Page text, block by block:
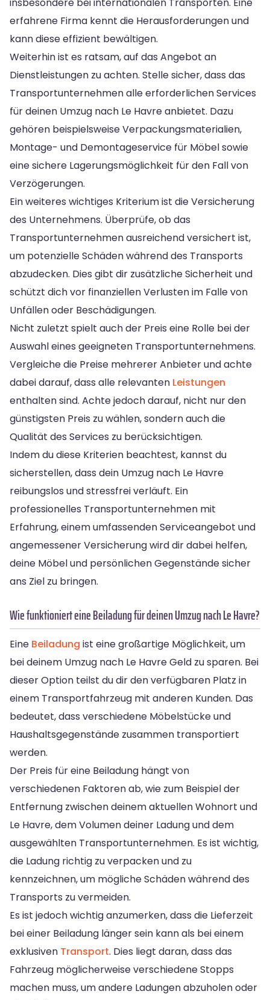
erfahrene Firma kennt die Herausforderungen und
kann diese effizient bewältigen.
Weiterhin ist es ratsam, auf das Angebot an
Dienstleistungen zu achten. Stelle sicher, dass das
Transportunternehmen alle erforderlichen Services
für deinen Umzug nach Le Havre anbietet. Dazu
gehören beispielsweise Verpackungsmaterialien,
Montage- und Demontageservice für Möbel sowie
eine sichere Lagerungsmöglichkeit für den Fall von
Verzögerungen.
Ein weiteres wichtiges Kriterium ist die Versicherung
des Unternehmens. Überprüfe, ob das
Transportunternehmen ausreichend versichert ist,
um potenzielle Schäden während des Transports
abzudecken. Dies gibt dir zusätzliche Sicherheit und
schützt dich vor finanziellen Verlusten im Falle von
Unfällen oder Beschädigungen.
Nicht zuletzt spielt auch der Preis eine Rolle bei der
Auswahl eines geeigneten Transportunternehmens.
Vergleiche die Preise mehrerer Anbieter und achte
dabei darauf, dass alle relevanten Leistungen
enthalten sind. Achte jedoch darauf, nicht nur den
günstigsten Preis zu wählen, sondern auch die
Qualität des Services zu berücksichtigen.
Indem du diese Kriterien beachtest, kannst du
sicherstellen, dass dein Umzug nach Le Havre
reibungslos und stressfrei verläuft. Ein
professionelles Transportunternehmen mit
Erfahrung, einem umfassenden Serviceangebot und
angemessener Versicherung wird dir dabei helfen,
deine Möbel und persönlichen Gegenstände sicher
ans Ziel zu bringen.
Wie funktioniert eine Beiladung für deinen Umzug nach Le Havre?
Eine Beiladung ist eine großartige Möglichkeit, um
bei deinem Umzug nach Le Havre Geld zu sparen. Bei
dieser Option teilst du dir den verfügbaren Platz in
einem Transportfahrzeug mit anderen Kunden. Das
bedeutet, dass verschiedene Möbelstücke und
Haushaltsgegenstände zusammen transportiert
werden.
Der Preis für eine Beiladung hängt von
verschiedenen Faktoren ab, wie zum Beispiel der
Entfernung zwischen deinem aktuellen Wohnort und
Le Havre, dem Volumen deiner Ladung und dem
ausgewählten Transportunternehmen. Es ist wichtig,
die Ladung richtig zu verpacken und zu
kennzeichnen, um mögliche Schäden während des
Transports zu vermeiden.
Es ist jedoch wichtig anzumerken, dass die Lieferzeit
bei einer Beiladung länger sein kann als bei einem
exklusiven Transport. Dies liegt daran, dass das
Fahrzeug möglicherweise verschiedene Stopps
machen muss, um andere Ladungen abzuholen oder